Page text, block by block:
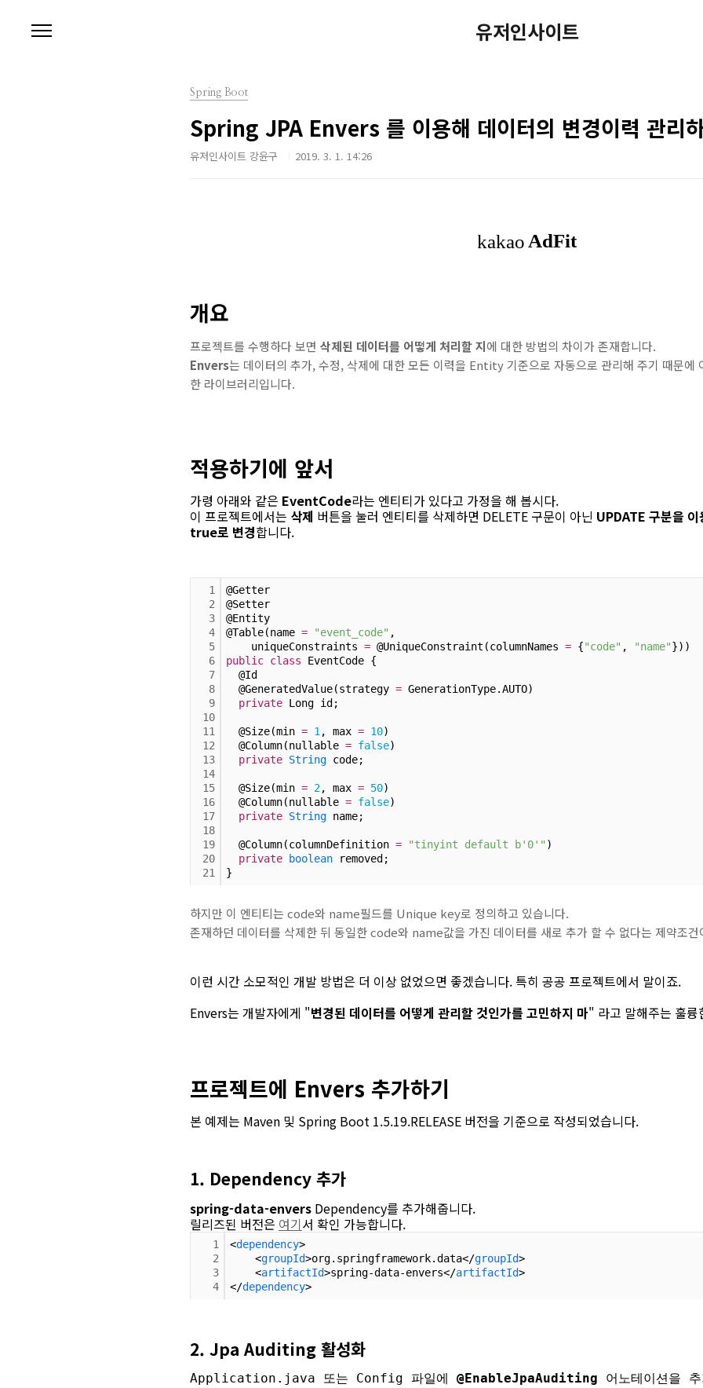
유저인사이트
Spring Boot
Spring JPA Envers 를 이용해 데이터의 변경이력 관리
유저인사이트 강윤구 2019. 3. 1. 14:26
개요
프로젝트를 수행하다 보면 삭제된 데이터를 어떻게 처리할 지에 대한 방법의 차이가 존재합니다.
Envers는 데이터의 추가, 수정, 삭제에 대한 모든 이력을 Entity 기준으로 자동으로 관리해 주기 때문에
한 라이브러리입니다.
적용하기에 앞서
가령 아래와 같은 EventCode라는 엔티티가 있다고 가정을 해 봅시다.
이 프로젝트에서는 삭제 버튼을 눌러 엔티티를 삭제하면 DELETE 구문이 아닌 UPDATE 구분을
true로 변경합니다.
1
2
3
4
5
6
7
8
9
10
11
12
13
14
15
16
17
18
19
20
21
@Getter
@Setter
@Entity
@Table(name = "event_code" ,
uniqueConstraints = @UniqueConstraint(columnNames = {"code" , "name"}))
public class EventCode {
@Id
@GeneratedValue(strategy = GenerationType.AUTO)
private Long id;
@Size(min = 1 , max = 10)
@Column(nullable = false)
private String code;
@Size(min = 2, max = 50)
@Column(nullable = false)
private String name;
@Column(columnDefinition = "tinyint default b'0'" )
private
boolean removed;
}
하지만 이 엔티티는 code와 name필드를 Unique key로 정의하고 있습니다.
존재하던 데이터를 삭제한 뒤 동일한 code와 name값을 가진 데이터를 새로 추가 할 수 없다는 제약조건
이런 시간 소모적인 개발 방법은 더 이상 없었으면 좋겠습니다. 특히 공공 프로젝트에서 말이죠.
Envers는 개발자에게 "변경된 데이터를 어떻게 관리할 것인가를 고민하지 마" 라고 말해주는 훌
프로젝트에 Envers 추가하기
본 예제는 Maven 및 Spring Boot 1.5.19.RELEASE 버전을 기준으로 작성되었습니다.
1. Dependency 추가
spring-data-envers Dependency를 추가해줍니다.
릴리즈된 버전은 여기서 확인 가능합니다.
1
2
3
4
<dependency>
<groupId>org.springframework.data</groupId>
<artifactId>spring-data-envers</artifactId>
</dependency>
2. Jpa Auditing 활성화
Application.java 또는 Config 파일에 @EnableJpaAuditing 어노테이션을